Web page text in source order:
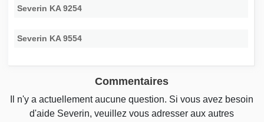
Severin KA 9254
Severin KA 9554
Commentaires
Il n'y a actuellement aucune question. Si vous avez besoin
d'aide Severin, veuillez vous adresser aux autres